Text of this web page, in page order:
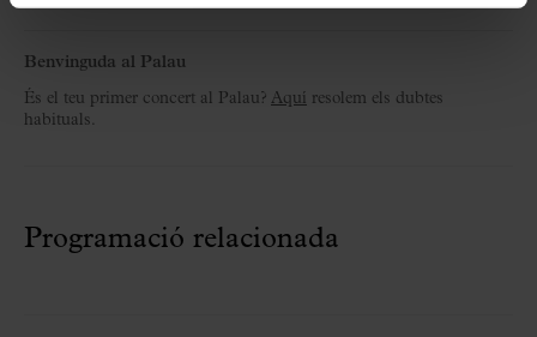
Benvinguda al Palau
És el teu primer concert al Palau? Aquí resolem els dubtes
habituals.
Programació relacionada